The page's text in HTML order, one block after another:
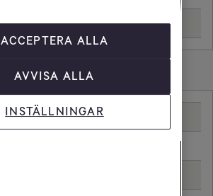
0,99 kr
25,00 kr/min
ACCEPTERA ALLA
AVVISA ALLA
INSTÄLLNINGAR